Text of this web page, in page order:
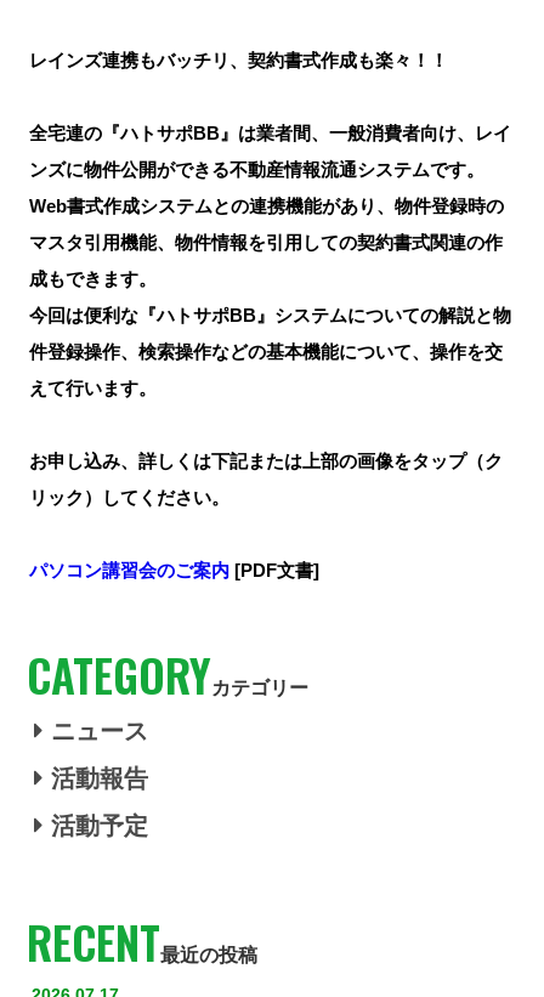
レインズ連携もバッチリ、契約書式作成も楽々！！
全宅連の『ハトサポBB』は業者間、一般消費者向け、レイ
ンズに物件公開ができる不動産情報流通システムです。
Web書式作成システムとの連携機能があり、物件登録時の
マスタ引用機能、物件情報を引用しての契約書式関連の作
成もできます。
今回は便利な『ハトサポBB』システムについての解説と物
件登録操作、検索操作などの基本機能について、操作を交
えて行います。
お申し込み、詳しくは下記または上部の画像をタップ（ク
リック）してください。
パソコン講習会のご案内 [PDF文書]
CATEGORYカテゴリー
ニュース
活動報告
活動予定
RECENT最近の投稿